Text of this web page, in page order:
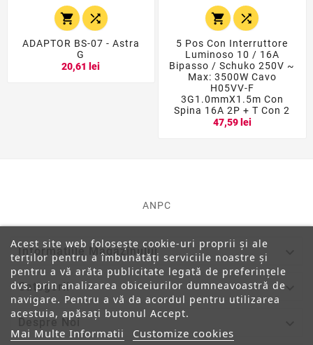
 
ADAPTOR BS-07 - Astra
G
20,61 lei
 
5 Pos Con Interruttore
Luminoso 10 / 16A
Bipasso / Schuko 250V ~
Max: 3500W Cavo
H05VV-F
3G1.0mmX1.5m Con
Spina 16A 2P + T Con 2
47,59 lei
ANPC
Informatiile Magazinului
Categorii 
Despre Noi
Acest site web folosește cookie-uri proprii și ale
terților pentru a îmbunătăți serviciile noastre și
pentru a vă arăta publicitate legată de preferințele
dvs. prin analizarea obiceiurilor dumneavoastră de
navigare. Pentru a vă da acordul pentru utilizarea
acestuia, apăsați butonul Accept.
Mai Multe Informatii Customize cookies